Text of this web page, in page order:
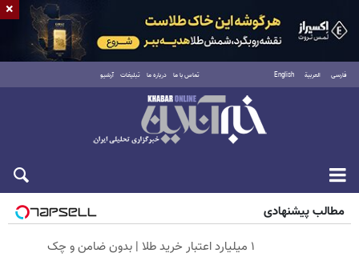
فارسی العربية English تماس با ما درباره ما تبلیغات آرشیو
جمعه ۱۶ مرداد ۱۴۰۵
مطالب پیشنهادی
۱ میلیارد اعتبار خرید طلا | بدون ضامن و چک
×